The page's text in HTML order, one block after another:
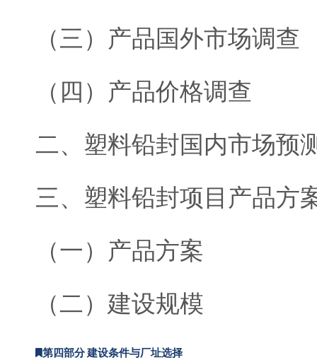
（三）产品国外市场调查
（四）产品价格调查
二、塑料铅封国内市场预
三、塑料铅封项目产品方
（一）产品方案
（二）建设规模
第四部分 建设条件与厂址选择